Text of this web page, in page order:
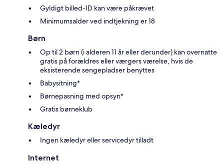
Gyldigt billed-ID kan være påkrævet
Minimumsalder ved indtjekning er 18
Børn
Op til 2 børn (i alderen 11 år eller derunder) kan overnatte
gratis på forældres eller værgers værelse, hvis de
eksisterende sengepladser benyttes
Babysitning*
Børnepasning med opsyn*
Gratis børneklub
Kæledyr
Ingen kæledyr eller servicedyr tilladt
Internet